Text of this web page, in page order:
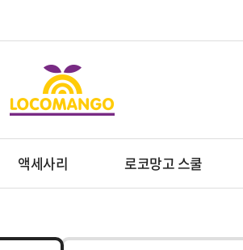
액세사리 로코망고 스쿨